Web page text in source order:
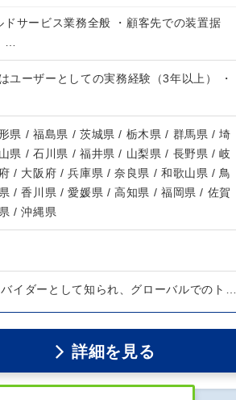
サービス業務全般 ・顧客先での装置据
…
ユーザーとしての実務経験（3年以上） ・
県 / 福島県 / 茨城県 / 栃木県 / 群馬県 / 埼
県 / 石川県 / 福井県 / 山梨県 / 長野県 / 岐
/ 大阪府 / 兵庫県 / 奈良県 / 和歌山県 / 鳥
/ 香川県 / 愛媛県 / 高知県 / 福岡県 / 佐賀
/ 沖縄県
イダーとして知られ、グローバルでのト…
詳細を見る